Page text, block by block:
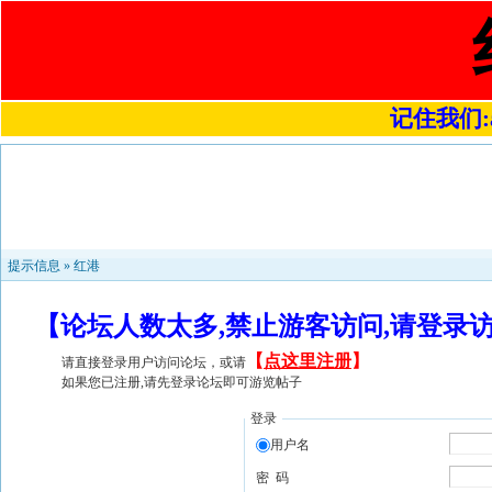
记住我们
提示信息 » 红港
【论坛人数太多,禁止游客访问,请登
请直接登录用户访问论坛，或请 【 点这里注册】
如果您已注册,请先登录论坛即可游览帖子
登录
用户名
密 码